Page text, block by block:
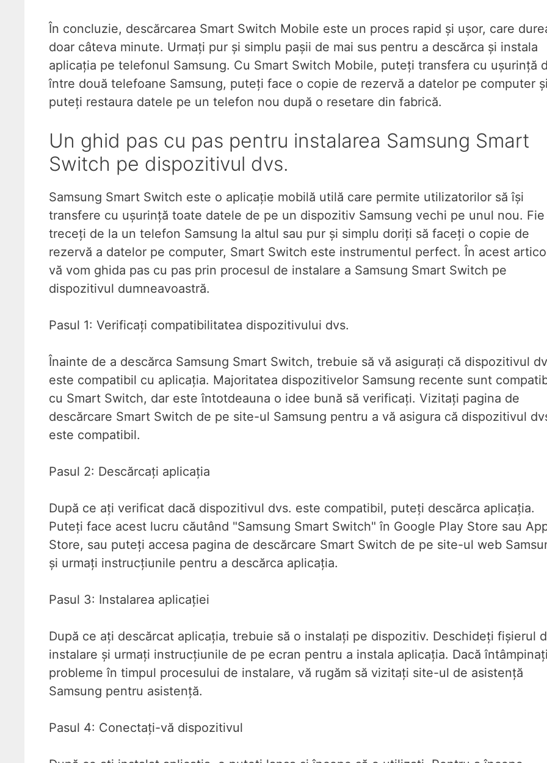
În concluzie, descărcarea Smart Switch Mobile este un proces rapid și ușor, care
doar câteva minute. Urmați pur și simplu pașii de mai sus pentru a descărca și instala
aplicația pe telefonul Samsung. Cu Smart Switch Mobile, puteți transfera cu ușurință
între două telefoane Samsung, puteți face o copie de rezervă a datelor pe computer și
puteți restaura datele pe un telefon nou după o resetare din fabrică.
Un ghid pas cu pas pentru instalarea Samsung Smart
Switch pe dispozitivul dvs.
Samsung Smart Switch este o aplicație mobilă utilă care permite utilizatorilor să își
transfere cu ușurință toate datele de pe un dispozitiv Samsung vechi pe unul nou. Fie
treceți de la un telefon Samsung la altul sau pur și simplu doriți să faceți o copie de
rezervă a datelor pe computer, Smart Switch este instrumentul perfect. În acest
vă vom ghida pas cu pas prin procesul de instalare a Samsung Smart Switch pe
dispozitivul dumneavoastră.
Pasul 1: Verificați compatibilitatea dispozitivului dvs.
Înainte de a descărca Samsung Smart Switch, trebuie să vă asigurați că dispozitivul
este compatibil cu aplicația. Majoritatea dispozitivelor Samsung recente sunt
cu Smart Switch, dar este întotdeauna o idee bună să verificați. Vizitați pagina de
descărcare Smart Switch de pe site-ul Samsung pentru a vă asigura că dispozitivul
este compatibil.
Pasul 2: Descărcați aplicația
După ce ați verificat dacă dispozitivul dvs. este compatibil, puteți descărca aplicația.
Puteți face acest lucru căutând "Samsung Smart Switch" în Google Play Store sau
Store, sau puteți accesa pagina de descărcare Smart Switch de pe site-ul web
și urmați instrucțiunile pentru a descărca aplicația.
Pasul 3: Instalarea aplicației
După ce ați descărcat aplicația, trebuie să o instalați pe dispozitiv. Deschideți fișierul
instalare și urmați instrucțiunile de pe ecran pentru a instala aplicația. Dacă întâmpinați
probleme în timpul procesului de instalare, vă rugăm să vizitați site-ul de asistență
Samsung pentru asistență.
Pasul 4: Conectați-vă dispozitivul